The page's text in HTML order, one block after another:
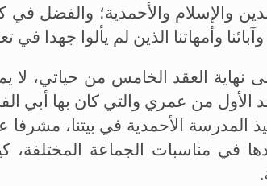
والإسلام والأحمدية؛ والفضل في
وأمهاتنا الذين لم يألوا جهدا في
نهاية العقد الخامس من حياتي، لا
من عمري والتي كان بها أبي
المدرسة الأحمدية في بيتنا، مشرفا
في مناسبات الجماعة